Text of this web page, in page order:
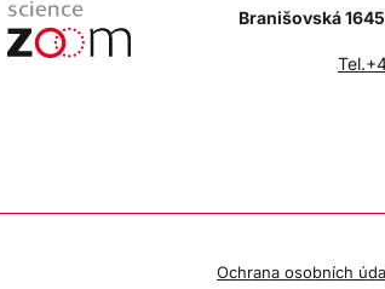
Branišovská
Ochrana osobních